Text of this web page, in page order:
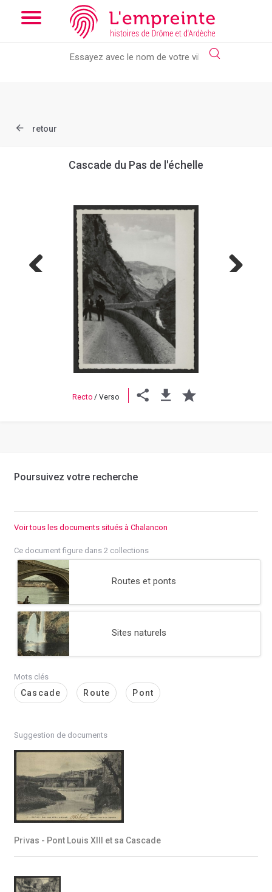
Array ( [slug] => document [ref] => B263626101_10A )
the new slick-theme.css if you want the default styling
retour
Cascade du Pas de l'échelle
Recto / Verso
Poursuivez votre recherche
Voir tous les documents situés à Chalancon
Ce document figure dans 2 collections
Routes et ponts
Sites naturels
Mots clés
Cascade Route Pont
Suggestion de documents
Privas - Pont Louis XIII et sa Cascade